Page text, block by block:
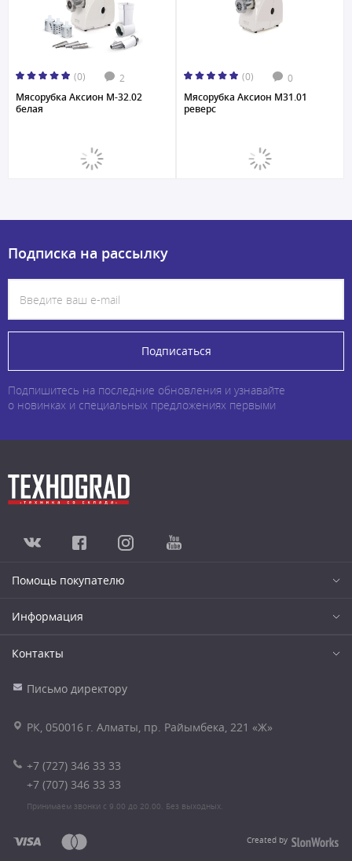
(0) 2
Мясорубка Аксион M-32.02
белая
(0) 0
Мясорубка Аксион M31.01
реверс
Подписка на рассылку
Подписаться
Подпишитесь на последние обновления и узнавайте
о новинках и специальных предложениях первыми
Помощь покупателю
Информация
Контакты
Письмо директору
РК, 050016 г. Алматы, пр. Райымбека, 221 «Ж»
+7 (727) 346 33 33
+7 (707) 346 33 33
Принимаем звонки с 9.00 до 20.00. Без выходных.
Created by